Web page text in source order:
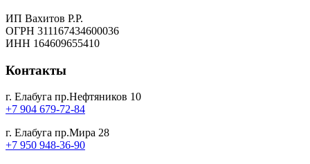
ИП Вахитов Р.Р.
ОГРН 311167434600036
ИНН 164609655410
Контакты
г. Елабуга пр.Нефтяников 10
+7 904 679-72-84
г. Елабуга пр.Мира 28
+7 950 948-36-90